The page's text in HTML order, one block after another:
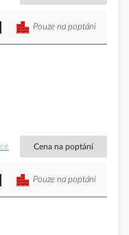
Pouze na poptání
Cena na poptání
Pouze na poptání